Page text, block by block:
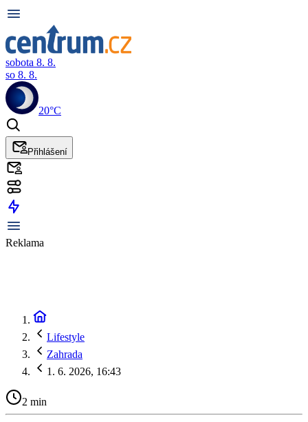
sobota 8. 8.
so 8. 8.
20°C
Přihlášení
Reklama
Lifestyle
Zahrada
1. 6. 2026, 16:43
2 min